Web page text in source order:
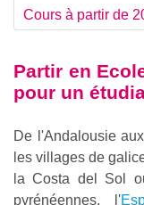
Cours à partir de
Partir en
pour un
De l'Andalousie
les villages de
la Costa del Sol
pyrénéennes, l'